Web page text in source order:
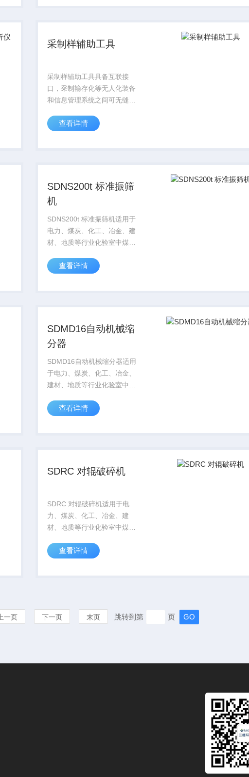
方法》（HJ 1012-2018）。
采制样辅助工具
采制样辅助工具具备互联接
口，采制输存化等无人化装备
和信息管理系统之间可无缝对
输煤程控系统、MIS、ERP等
查看详情
SDNS200t 标准振筛
机
SDNS200t 标准振筛机适用于
电力、煤炭、化工、冶金、建
材、地质等行业化验室中煤炭
分。查看详情
SDMD16自动机械缩
分器
SDMD16自动机械缩分器适用
于电力、煤炭、化工、冶金、
建材、地质等行业化验室中煤
分。查看详情
SDRC 对辊破碎机
SDRC 对辊破碎机适用于电
力、煤炭、化工、冶金、建
材、地质等行业化验室中煤炭
碎。查看详情
上一页 下一页 末页 跳转到第 页